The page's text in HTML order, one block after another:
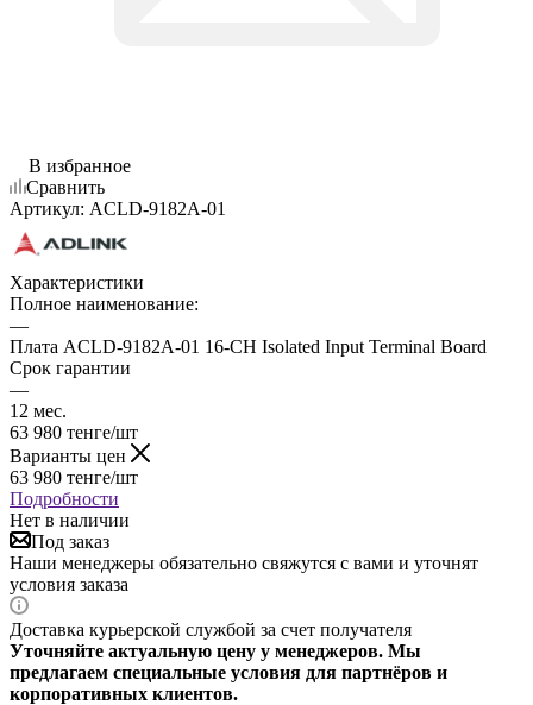
В избранное
Сравнить
Артикул: ACLD-9182A-01
Характеристики
Полное наименование:
—
Плата ACLD-9182A-01 16-CH Isolated Input Terminal Board
Срок гарантии
—
12 мес.
63 980 тенге/шт
Варианты цен
63 980 тенге/шт
Подробности
Нет в наличии
Под заказ
Наши менеджеры обязательно свяжутся с вами и уточнят
условия заказа
Доставка курьерской службой за счет получателя
Уточняйте актуальную цену у менеджеров. Мы
предлагаем специальные условия для партнёров и
корпоративных клиентов.